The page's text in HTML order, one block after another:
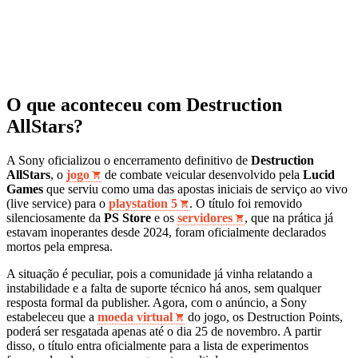
O que aconteceu com Destruction
AllStars?
A Sony oficializou o encerramento definitivo de Destruction
AllStars, o jogo de combate veicular desenvolvido pela Lucid
Games que serviu como uma das apostas iniciais de serviço ao vivo
(live service) para o playstation 5
. O título foi removido
silenciosamente da PS Store e os servidores
, que na prática já
estavam inoperantes desde 2024, foram oficialmente declarados
mortos pela empresa.
A situação é peculiar, pois a comunidade já vinha relatando a
instabilidade e a falta de suporte técnico há anos, sem qualquer
resposta formal da publisher. Agora, com o anúncio, a Sony
estabeleceu que a moeda virtual
do jogo, os Destruction Points,
poderá ser resgatada apenas até o dia 25 de novembro. A partir
disso, o título entra oficialmente para a lista de experimentos